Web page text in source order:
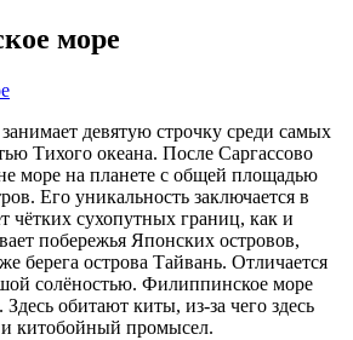
море
занимает девятую строчку среди самых
Тихого океана. После Саргассово
море на планете с общей площадью
Его уникальность заключается в
чётких сухопутных границ, как и
побережья Японских островов,
берега острова Тайвань. Отличается
солёностью. Филиппинское море
обитают киты, из-за чего здесь
и китобойный промысел.